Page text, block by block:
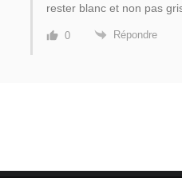
rester blanc et non pas
0 Répondre